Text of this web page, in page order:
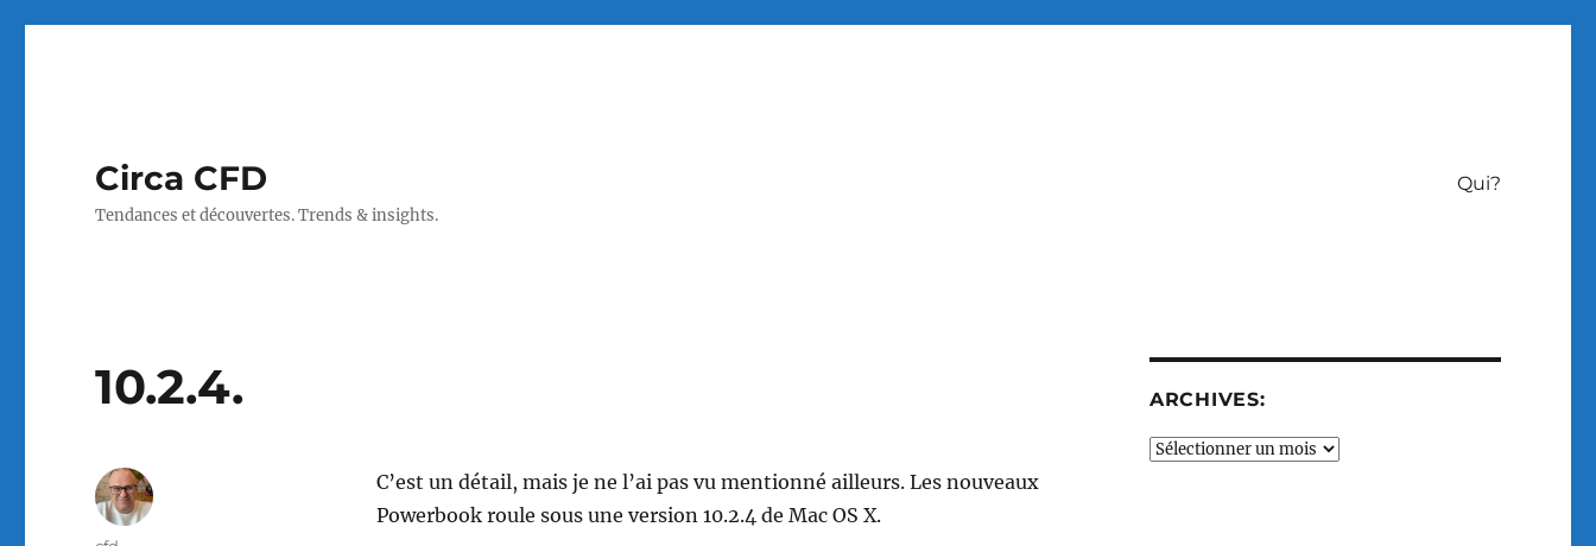
Circa CFD
Tendances et découvertes. Trends & insights.
Qui?
10.2.4.
C’est un détail, mais je ne l’ai pas vu mentionné ailleurs. Les nouveaux
Powerbook roule sous une version 10.2.4 de Mac OS X.
ARCHIVES:
Archives: